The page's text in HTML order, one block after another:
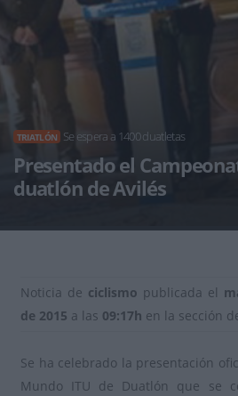
TRIATLÓN Se espera a 1400 duatletas
Presentado el
duatlón de Avilés
Noticia de ciclismo publicada el
de 2015 a las 09:17h en la sección
Se ha celebrado la presentación
Mundo ITU de Duatlón que se